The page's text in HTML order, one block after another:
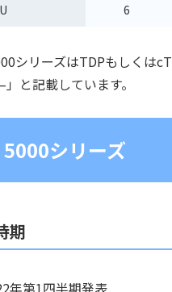
6
シリーズはTDPもしくは
と記載しています。
シリーズ
期
年第1四半期発表